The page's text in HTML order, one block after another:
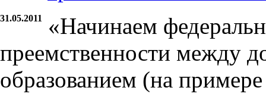
31.05.2011
«Начинаем
преемственности между
образованием (на